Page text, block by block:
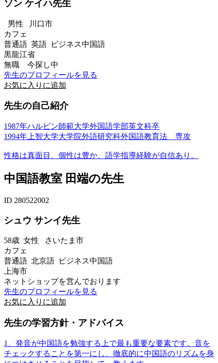
ソン ケイハ先生
男性 川口市
カフェ
普通語 英語 ビジネス中国語
黒龍江省
無職 今探し中
先生のプロフィールを見る
お気に入りに追加
先生の自己紹介
1987年ハルビン師範大学外国語学部英文科卒
1994年上智大学大学院外語研究科外国語教育法 専攻
性格は真面目、個性は豊か、語学指導経験が自信あり。
中国語教室 田端の先生
ID 280522002
シュウ サンイ先生
58歳 女性 さいたま市
カフェ
普通語 北京語 ビジネス中国語
上海市
ネットショップを営んでおります
先生のプロフィールを見る
お気に入りに追加
先生の学習方針・アドバイス
1、発音が中国語を勉強する上で最も重要な要素です。音を
チェックすることを第一にし、徹底的に中国語のリズムを身